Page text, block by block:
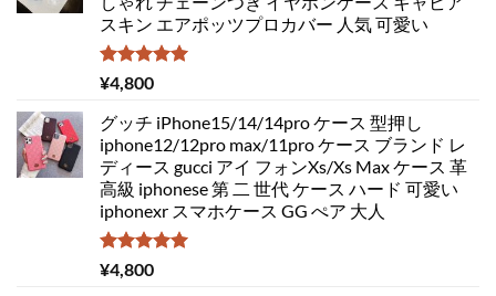
スキン エアポッツプロカバー 人気 可愛い
5段階中
5.00
¥4,800
グッチ iPhone15/14/14pro ケース 型押し
iphone12/12pro max/11pro ケース ブランド レ
ディース gucci アイ フォンXs/Xs Max ケース 革
高級 iphonese 第 二 世代 ケース ハード 可愛い
iphonexr スマホケース GG ぺア 大人
5段階中
5.00
¥4,800